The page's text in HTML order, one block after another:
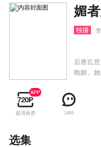
媚
独播
后唐乱
晚媚。
晚媚涅
子的算
超清画质 2489
选集